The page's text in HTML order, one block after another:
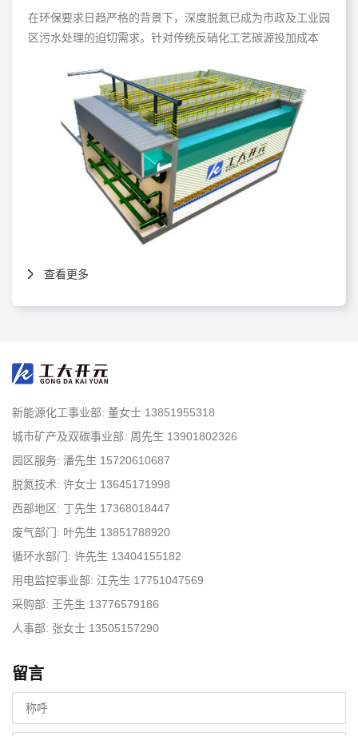
在环保要求日趋严格的背景下，深度脱氮已成为市政及工业园
区污水处理的迫切需求。针对传统反硝化工艺碳源投加成本
研发超净脱氮系列ExDn-F自养反硝化生物滤池，为实现高
效、稳定、经济的总氮去除提供了先进解决方案。
查看更多
新能源化工事业部: 董女士 13851955318
城市矿产及双碳事业部: 周先生 13901802326
园区服务: 潘先生 15720610687
脱氮技术: 许女士 13645171998
西部地区: 丁先生 17368018447
废气部门: 叶先生 13851788920
循环水部门: 许先生 13404155182
用电监控事业部: 江先生 17751047569
采购部: 王先生 13776579186
人事部: 张女士 13505157290
留言